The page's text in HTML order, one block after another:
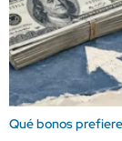
Qué bonos